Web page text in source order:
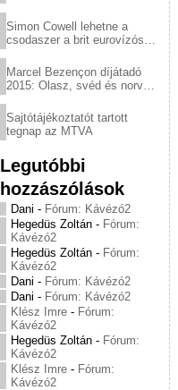
Simon Cowell lehetne a
csodaszer a brit eurovízós
Marcel Bezençon díjátadó
2015: Olasz, svéd és norvég
Sajtótájékoztatót tartott
tegnap az MTVA
Legutóbbi
hozzászólások
Dani - Fórum: Kávézó2
Hegedüs Zoltán - Fórum:
Kávézó2
Hegedüs Zoltán - Fórum:
Kávézó2
Dani - Fórum: Kávézó2
Dani - Fórum: Kávézó2
Klész Imre - Fórum:
Kávézó2
Hegedüs Zoltán - Fórum:
Kávézó2
Klész Imre - Fórum:
Kávézó2